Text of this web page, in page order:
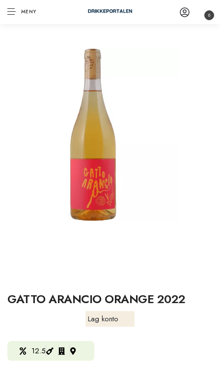
MENY 0
GATTO ARANCIO ORANGE 2022
Lag konto
12.5